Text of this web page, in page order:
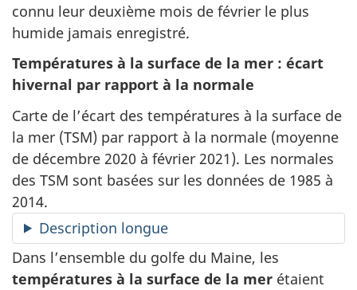
connu leur deuxième mois de février le plus
humide jamais enregistré.
Températures à la surface de la mer : écart
hivernal par rapport à la normale
Carte de l’écart des températures à la surface de
la mer (TSM) par rapport à la normale (moyenne
de décembre 2020 à février 2021). Les normales
des TSM sont basées sur les données de 1985 à
2014.
Description longue
Dans l’ensemble du golfe du Maine, les
températures à la surface de la mer étaient